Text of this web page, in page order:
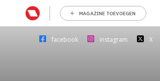
MAGAZINE TOEVOEGEN
facebook instagram X